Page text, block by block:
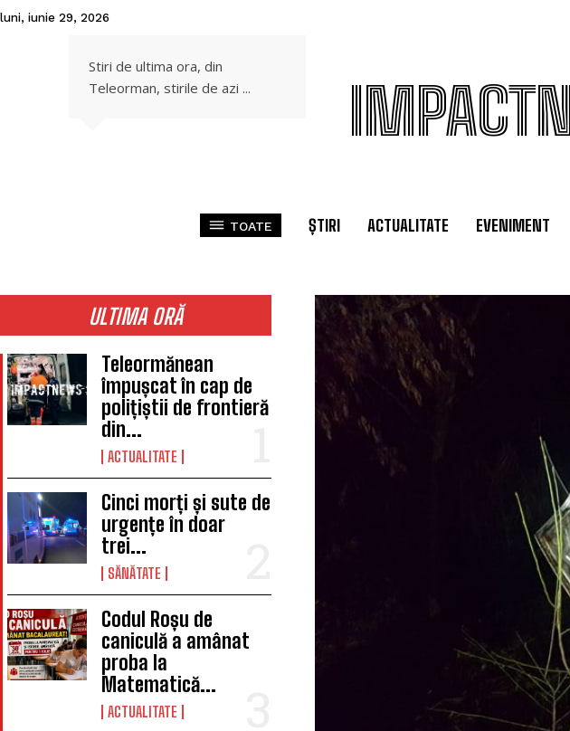
luni, iunie 29, 2026
Stiri de ultima ora, din
Teleorman, stirile de azi ...
TOATE ȘTIRI ACTUALITATE EVENIMENT
ULTIMA ORĂ
Teleormănean
împușcat în cap de
polițiștii de frontieră
din...
ACTUALITATE
Cinci morți și sute de
urgențe în doar
trei...
SĂNĂTATE
Codul Roșu de
caniculă a amânat
proba la
Matematică...
ACTUALITATE